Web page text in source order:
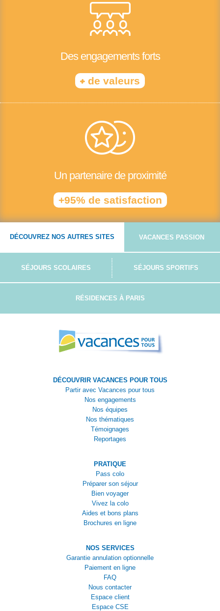
Des engagements forts
+ de valeurs
Un partenaire de proximité
+95% de satisfaction
DÉCOUVREZ NOS AUTRES SITES VACANCES PASSION
SÉJOURS SCOLAIRES SÉJOURS SPORTIFS
RÉSIDENCES À PARIS
DÉCOUVRIR VACANCES POUR TOUS
Partir avec Vacances pour tous
Nos engagements
Nos équipes
Nos thématiques
Témoignages
Reportages
PRATIQUE
Pass colo
Préparer son séjour
Bien voyager
Vivez la colo
Aides et bons plans
Brochures en ligne
NOS SERVICES
Garantie annulation optionnelle
Paiement en ligne
FAQ
Nous contacter
Espace client
Espace CSE